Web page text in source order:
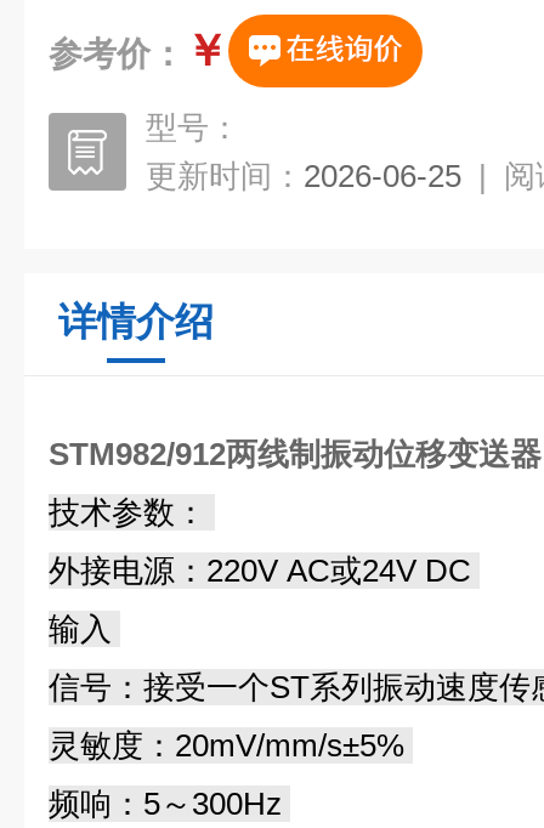
参考价： ￥
型号：
更新时间： 2026-06-25 | 阅
详情介绍
STM982/912两线制振动位移变送器
技术参数：
外接电源：220V AC或24V DC
输入
信号：接受一个ST系列振动速度
灵敏度：20mV/mm/s±5%
频响：5～300Hz